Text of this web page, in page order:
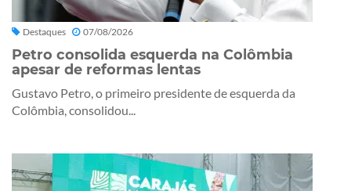
Destaques 07/08/2026
Petro consolida esquerda na Colômbia
apesar de reformas lentas
Gustavo Petro, o primeiro presidente de esquerda da
Colômbia, consolidou...